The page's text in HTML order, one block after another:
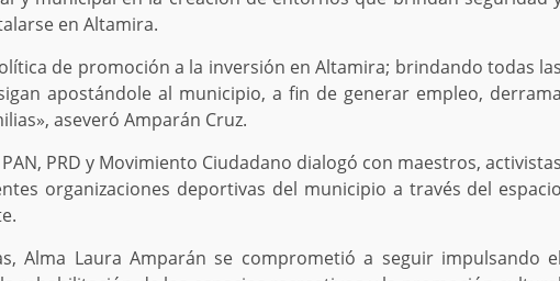
en Altamira.
de promoción a la inversión en Altamira; brindando todas
apostándole al municipio, a fin de generar empleo,
aseveró Amparán Cruz.
PRD y Movimiento Ciudadano dialogó con maestros,
organizaciones deportivas del municipio a través del
Alma Laura Amparán se comprometió a seguir impulsando